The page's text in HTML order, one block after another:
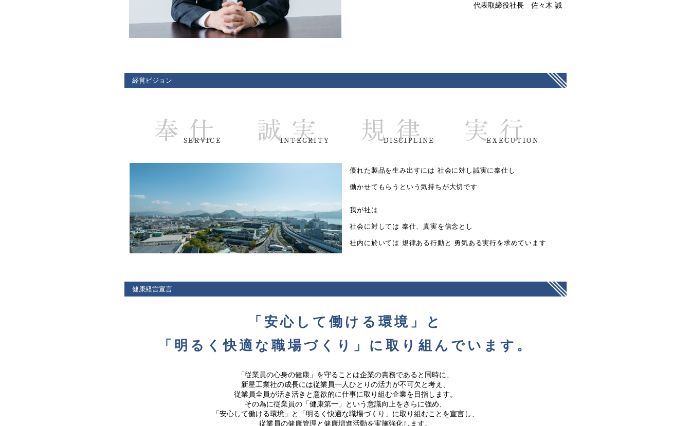
代表取締役社長 佐々木 誠
経営ビジョン
優れた製品を生み出すには 社会に対し誠実に奉仕し
働かせてもらうという気持ちが大切です
我が社は
社会に対しては 奉仕、真実を信念とし
社内に於いては 規律ある行動と 勇気ある実行を求めています
健康経営宣言
「安心して働ける環境」と
「明るく快適な職場づくり」に取り組んでいます。
「従業員の心身の健康」を守ることは企業の責務であると同時に、
新星工業社の成長には従業員一人ひとりの活力が不可欠と考え、
従業員全員が活き活きと意欲的に仕事に取り組む企業を目指します。
その為に従業員の「健康第一」という意識向上をさらに強め、
「安心して働ける環境」と「明るく快適な職場づくり」に取り組むことを宣言し、
従業員の健康管理と健康増進活動を実施強化します。